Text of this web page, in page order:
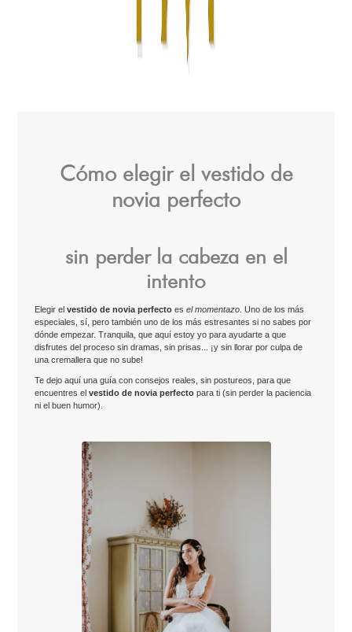
Cómo elegir el vestido de
novia perfecto
sin perder la cabeza en el
intento
Elegir el vestido de novia perfectoes el momentazo. Uno de los más
especiales, sí, pero también uno de los más estresantes si no sabes por
dónde empezar. Tranquila, que aquí estoy yo para ayudarte a que
disfrutes del proceso sin dramas, sin prisas... ¡y sin llorar por culpa de
una cremallera que no sube!
Te dejo aquí una guía con consejos reales, sin postureos, para que
encuentres el vestido de novia perfectopara ti (sin perder la paciencia
ni el buen humor).